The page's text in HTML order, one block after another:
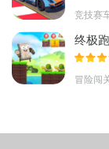
竞技赛
终极
冒险闯